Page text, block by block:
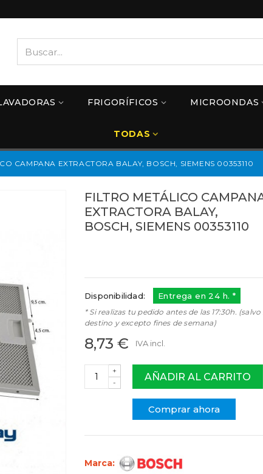
FRIGORÍFICOS MICROONDAS
TODAS
CAMPANA EXTRACTORA BALAY, BOSCH, SIEMENS 00353110
FILTRO METÁLICO
EXTRACTORA BALAY,
BOSCH, SIEMENS 00353110
Disponibilidad: Entrega en 24 h. *
* Si realizas tu pedido antes de las 17:30h.
destino y excepto fines de semana)
8,73 € IVA incl.
-
+
AÑADIR AL CARRITO
Comprar ahora
Marca: